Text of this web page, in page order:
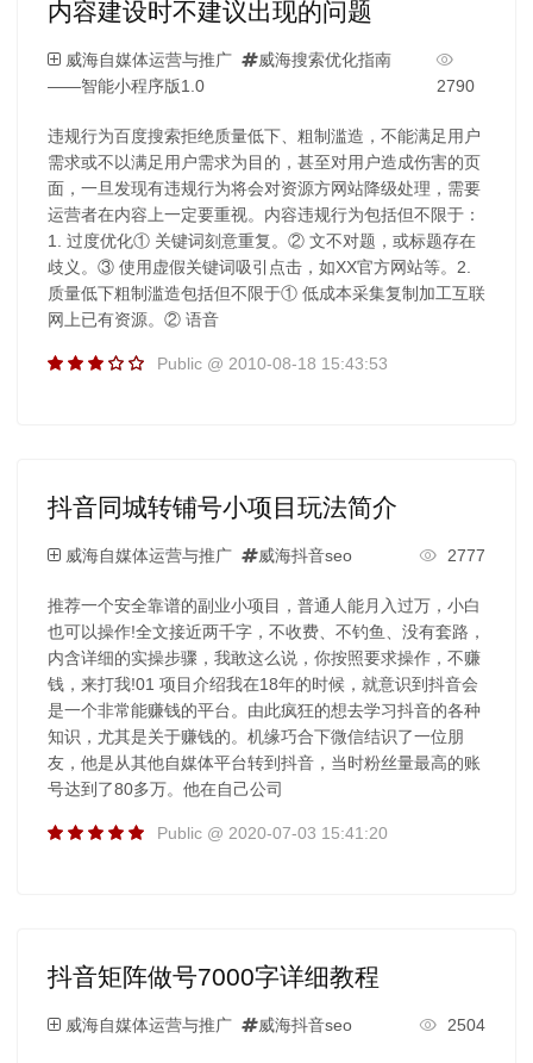
内容建设时不建议出现的问题
威海自媒体运营与推广
威海搜索优化指南
——智能小程序版1.0
2790
违规行为百度搜索拒绝质量低下、粗制滥造，不能满足用户
需求或不以满足用户需求为目的，甚至对用户造成伤害的页
面，一旦发现有违规行为将会对资源方网站降级处理，需要
运营者在内容上一定要重视。内容违规行为包括但不限于：
1. 过度优化① 关键词刻意重复。② 文不对题，或标题存在
歧义。③ 使用虚假关键词吸引点击，如XX官方网站等。2.
质量低下粗制滥造包括但不限于① 低成本采集复制加工互联
网上已有资源。② 语音
Public @ 2010-08-18 15:43:53
抖音同城转铺号小项目玩法简介
威海自媒体运营与推广 威海抖音seo 2777
推荐一个安全靠谱的副业小项目，普通人能月入过万，小白
也可以操作!全文接近两千字，不收费、不钓鱼、没有套路，
内含详细的实操步骤，我敢这么说，你按照要求操作，不赚
钱，来打我!01 项目介绍我在18年的时候，就意识到抖音会
是一个非常能赚钱的平台。由此疯狂的想去学习抖音的各种
知识，尤其是关于赚钱的。机缘巧合下微信结识了一位朋
友，他是从其他自媒体平台转到抖音，当时粉丝量最高的账
号达到了80多万。他在自己公司
Public @ 2020-07-03 15:41:20
抖音矩阵做号7000字详细教程
威海自媒体运营与推广 威海抖音seo 2504